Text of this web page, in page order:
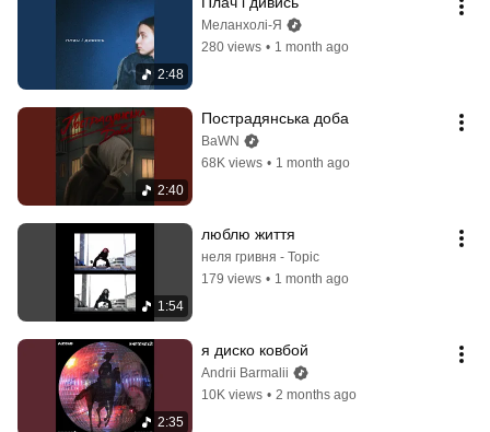
2:48
Меланхолі-Я
280 views • 1 month ago
2:40
Пострадянська доба
BaWN
68K views • 1 month ago
1:54
люблю життя
неля гривня - Topic
179 views • 1 month ago
2:35
я диско ковбой
Andrii Barmalii
10K views • 2 months ago